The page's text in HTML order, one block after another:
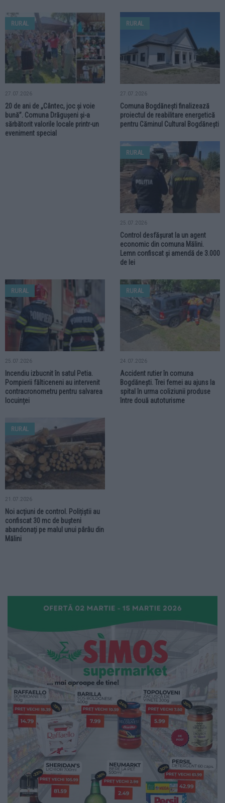
RURAL
27.07.2026
20 de ani de „Cântec, joc și voie
bună”. Comuna Drăgușeni și-a
sărbătorit valorile locale printr-un
eveniment special
RURAL
27.07.2026
Comuna Bogdănești finalizează
proiectul de reabilitare energetică
pentru Căminul Cultural Bogdănești
RURAL
25.07.2026
Control desfășurat la un agent
economic din comuna Mălini.
Lemn confiscat și amendă de 3.000
de lei
RURAL
25.07.2026
Incendiu izbucnit în satul Petia.
Pompierii fălticeneni au intervenit
contracronometru pentru salvarea
locuinței
RURAL
24.07.2026
Accident rutier în comuna
Bogdănești. Trei femei au ajuns la
spital în urma coliziunii produse
între două autoturisme
RURAL
21.07.2026
Noi acțiuni de control. Polițiștii au
confiscat 30 mc de bușteni
abandonați pe malul unui pârâu din
Mălini